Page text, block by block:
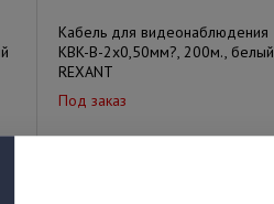
Кабель для видеонаблюдения
KBK-B-2x0,50мм?, 200м., белый
REXANT
Под заказ